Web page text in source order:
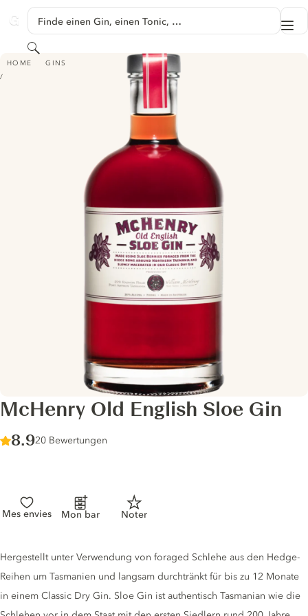
GINVENTORY
Finde einen Gin, einen Tonic, …
Suchen
HOME GINS
MCHENRY OLD ENGLISH SLOE GIN
McHenry Old English Sloe Gin
Score :
8.9/ 10
20 Bewertungen
Mes envies Mon bar Noter
Gin description
Hergestellt unter Verwendung von foraged Schlehe aus den Hedge-
Reihen um Tasmanien und langsam durchtränkt für bis zu 12 Monate
in einem Classic Dry Gin. Sloe Gin ist authentisch Tasmanian wie die